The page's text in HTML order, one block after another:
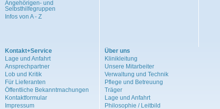
Angehörigen- und
Selbsthilfegruppen
Infos von A - Z
Kontakt+Service
Lage und Anfahrt
Ansprechpartner
Lob und Kritik
Für Lieferanten
Öffentliche Bekanntmachungen
Kontaktformular
Impressum
Über uns
Klinikleitung
Unsere Mitarbeiter
Verwaltung und Technik
Pflege und Betreuung
Träger
Lage und Anfahrt
Philosophie / Leitbild